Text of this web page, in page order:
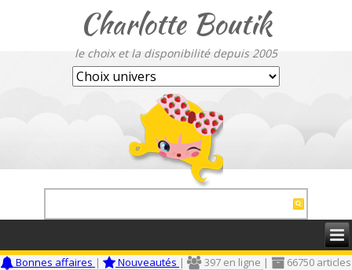
Charlotte Boutik
le choix et la disponibilité depuis 2005
Bonnes affaires | Nouveautés | 397 en ligne |
66750 articles